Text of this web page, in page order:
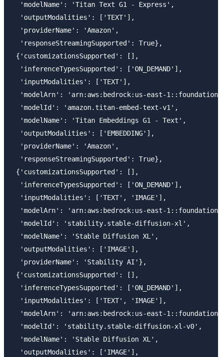
  'modelName': 'Titan Text G1 - Express',
  'outputModalities': ['TEXT'],
  'providerName': 'Amazon',
  'responseStreamingSupported': True},
{'customizationsSupported': [],
  'inferenceTypesSupported': ['ON_DEMAND'],
  'inputModalities': ['TEXT'],
'modelArn': 'arn:aws:bedrock:us-east-
  'modelId': 'amazon.titan-embed-text-v1',
  'modelName': 'Titan Embeddings G1 - Text',
  'outputModalities': ['EMBEDDING'],
  'providerName': 'Amazon',
  'responseStreamingSupported': True},
{'customizationsSupported': [],
  'inferenceTypesSupported': ['ON_DEMAND'],
  'inputModalities': ['TEXT', 'IMAGE'],
'modelArn': 'arn:aws:bedrock:us-east-
  'modelId': 'stability.stable-diffusion-xl',
  'modelName': 'Stable Diffusion XL',
  'outputModalities': ['IMAGE'],
  'providerName': 'Stability AI'},
{'customizationsSupported': [],
  'inferenceTypesSupported': ['ON_DEMAND'],
  'inputModalities': ['TEXT', 'IMAGE'],
'modelArn': 'arn:aws:bedrock:us-east-
  'modelId': 'stability.stable-diffusion-xl-v0',
  'modelName': 'Stable Diffusion XL',
  'outputModalities': ['IMAGE'],